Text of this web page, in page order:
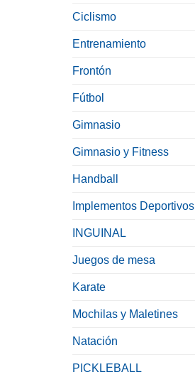
Ciclismo
Entrenamiento
Frontón
Fútbol
Gimnasio
Gimnasio y Fitness
Handball
Implementos Deportivos
INGUINAL
Juegos de mesa
Karate
Mochilas y Maletines
Natación
PICKLEBALL